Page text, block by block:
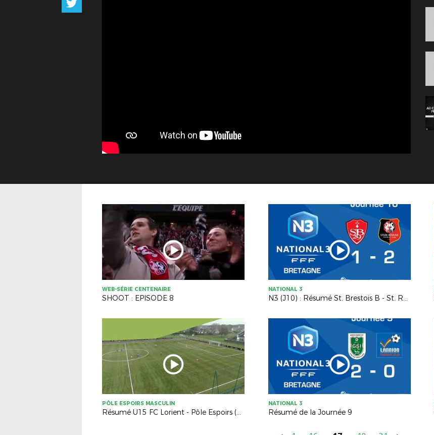
WEB-SÉRIE CENTENAIRE
SHOOT : EPISODE 8
NATIONAL 3
N3 (J10) : Résumé St. Brestois B - St. Rennais B (1-2)
PÔLE ESPOIRS MASCULIN
Résumé U15 FC Lorient - Pôle Espoirs (1-2)
NATIONAL 3
Résumé de la Journée 9